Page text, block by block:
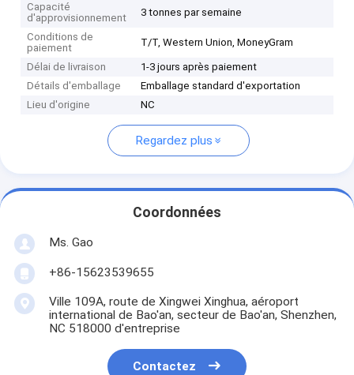
Capacité
d'approvisionnement
3 tonnes par semaine
Conditions de
paiement
T/T, Western Union, MoneyGram
Délai de livraison
1-3 jours après paiement
Détails d'emballage
Emballage standard d'exportation
Lieu d'origine
NC
Regardez plus
Coordonnées
Ms. Gao
+86-15623539655
Ville 109A, route de Xingwei Xinghua, aéroport
international de Bao'an, secteur de Bao'an, Shenzhen,
NC 518000 d'entreprise
Contactez